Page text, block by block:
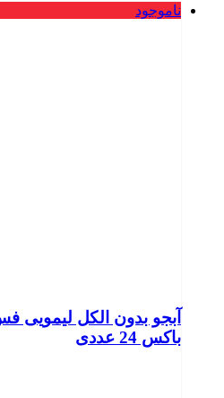
ناموجود
باکس 24 عددی